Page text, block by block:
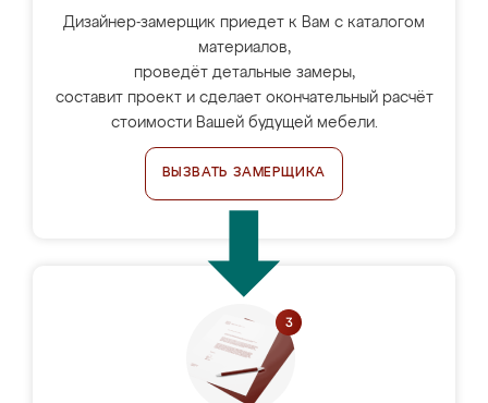
Дизайнер-замерщик приедет к Вам с каталогом
материалов,
проведёт детальные замеры,
составит проект и сделает окончательный расчёт
стоимости Вашей будущей мебели.
ВЫЗВАТЬ ЗАМЕРЩИКА